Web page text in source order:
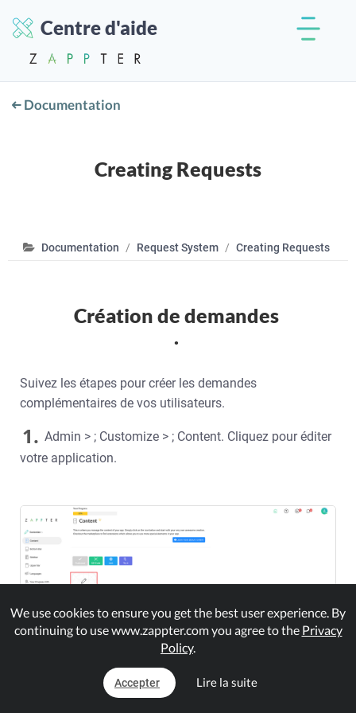
Centre d'aide
Documentation
Creating Requests
Documentation Request System Creating Requests
Création de demandes
.
Suivez les étapes pour créer les demandes
complémentaires de vos utilisateurs.
1. Admin > ; Customize > ; Content. Cliquez pour éditer
votre application.
We use cookies to ensure you get the best user experience. By
continuing to use www.zappter.com you agree to the Privacy
Policy.
Accepter Lire la suite